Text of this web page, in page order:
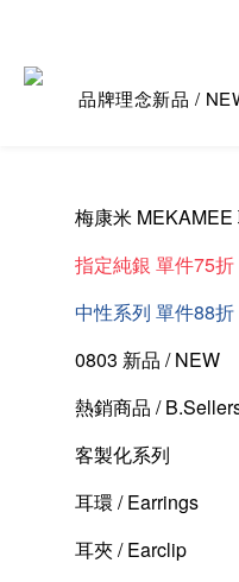
品牌理念新品 /
梅康米 MEKAMEE
指定純銀 單件75折
中性系列 單件88折
0803 新品 / NEW
熱銷商品 /
客製化系列
耳環 / Earrings
耳夾 / Earclip